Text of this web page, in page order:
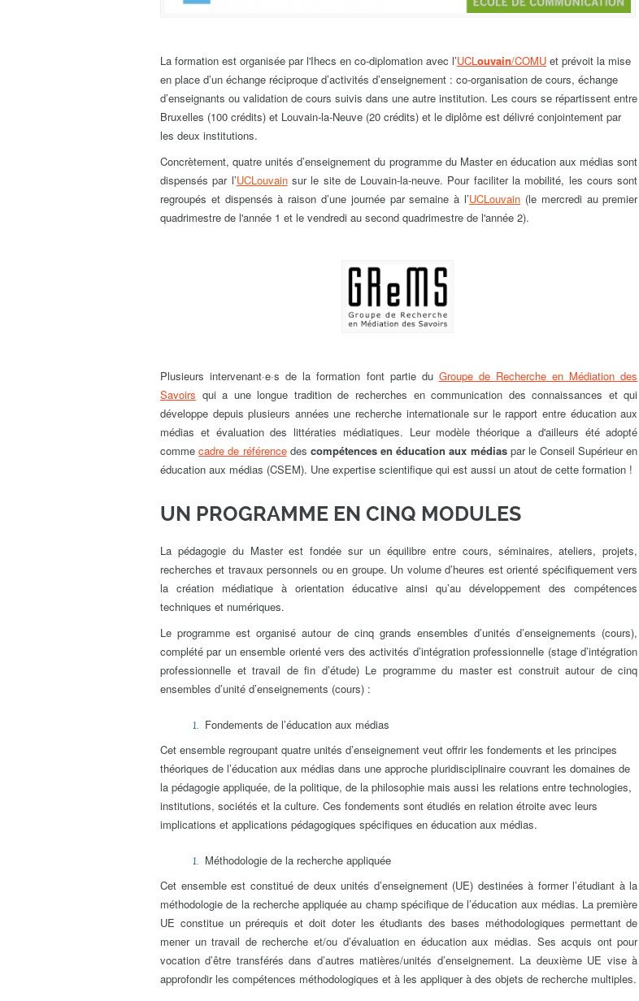
La formation est organisée par l'Ihecs en co-diplomation avec l’UCLouvain/COMU et prévoit la mise
en place d’un échange réciproque d’activités d’enseignement : co-organisation de cours, échange
d’enseignants ou validation de cours suivis dans une autre institution. Les cours se répartissent entre
Bruxelles (100 crédits) et Louvain-la-Neuve (20 crédits) et le diplôme est délivré conjointement par
les deux institutions.
Concrètement, quatre unités d’enseignement du programme du Master en éducation aux médias sont
dispensés par l’UCLouvainsur le site de Louvain-la-neuve. Pour faciliter la mobilité, les cours sont
regroupés et dispensés à raison d’une journée par semaine à l’UCLouvain (le mercredi au premier
quadrimestre de l'année 1 et le vendredi au second quadrimestre de l'année 2).
Plusieurs intervenant·e·s de la formation font partie du Groupe de Recherche en Médiation des
Savoirs qui a une longue tradition de recherches en communication des connaissances et qui
développe depuis plusieurs années une recherche internationale sur le rapport entre éducation aux
médias et évaluation des littératies médiatiques. Leur modèle théorique a d'ailleurs été adopté
commecadre de référencedes compétences en éducation aux médiaspar le Conseil Supérieur en
éducation aux médias (CSEM). Une expertise scientifique qui est aussi un atout de cette formation !
UN PROGRAMME EN CINQ MODULES
La pédagogie du Master est fondée sur un équilibre entre cours, séminaires, ateliers, projets,
recherches et travaux personnels ou en groupe. Un volume d’heures est orienté spécifiquement vers
la création médiatique à orientation éducative ainsi qu’au développement des compétences
techniques et numériques.
Le programme est organisé autour de cinq grands ensembles d’unités d’enseignements (cours),
complété par un ensemble orienté vers des activités d’intégration professionnelle (stage d’intégration
professionnelle et travail de fin d’étude) Le programme du master est construit autour de cinq
ensembles d’unité d’enseignements (cours) :
Fondements de l’éducation aux médias
Cet ensemble regroupant quatre unités d’enseignement veut offrir les fondements et les principes
théoriques de l’éducation aux médias dans une approche pluridisciplinaire couvrant les domaines de
la pédagogie appliquée, de la politique, de la philosophie mais aussi les relations entre technologies,
institutions, sociétés et la culture. Ces fondements sont étudiés en relation étroite avec leurs
implications et applications pédagogiques spécifiques en éducation aux médias.
Méthodologie de la recherche appliquée
Cet ensemble est constitué de deux unités d’enseignement (UE) destinées à former l’étudiant à la
méthodologie de la recherche appliquée au champ spécifique de l’éducation aux médias. La première
UE constitue un prérequis et doit doter les étudiants des bases méthodologiques permettant de
mener un travail de recherche et/ou d’évaluation en éducation aux médias. Ses acquis ont pour
vocation d’être transférés dans d’autres matières/unités d’enseignement. La deuxième UE vise à
approfondir les compétences méthodologiques et à les appliquer à des objets de recherche multiples.